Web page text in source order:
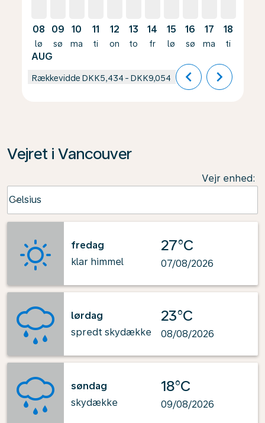
08
lø
AUG
09
sø
10
ma
11
ti
12
on
13
to
14
fr
15
lø
16
sø
17
ma
18
ti
Rækkevidde DKK5,434 - DKK9,054 chevron_left chevron_right
Vejret i Vancouver
Vejr enhed:
Celsius
keyboard_arrow_down
fredag
klar himmel
27°C
07/08/2026
lørdag
spredt skydække
23°C
08/08/2026
søndag
skydække
18°C
09/08/2026